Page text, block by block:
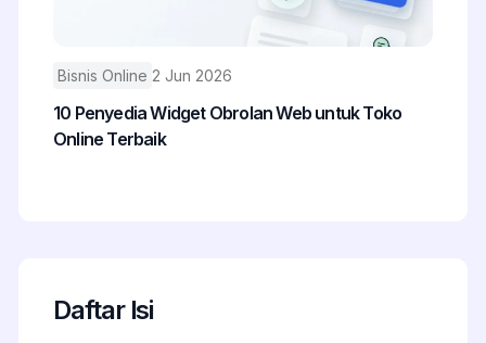
Bisnis Online 2 Jun 2026
10 Penyedia Widget Obrolan Web untuk Toko
Online Terbaik
Daftar Isi